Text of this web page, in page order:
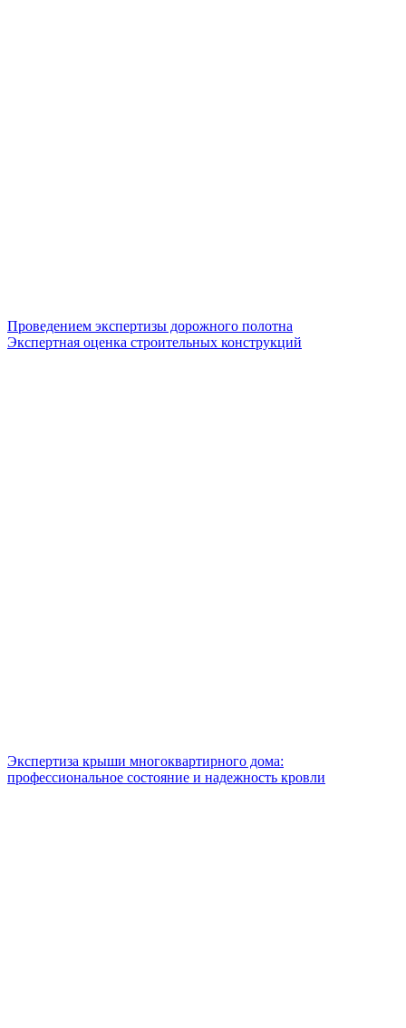
Проведением экспертизы дорожного полотна
Экспертная оценка строительных конструкций
Экспертиза крыши многоквартирного дома:
профессиональное состояние и надежность кровли